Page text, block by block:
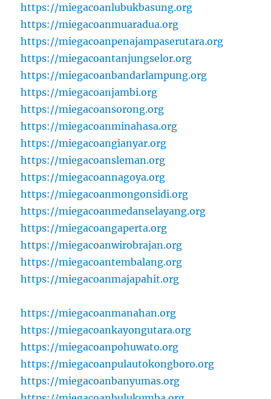
https://miegacoanlubukbasung.org
https://miegacoanmuaradua.org
https://miegacoanpenajampaserutara.org
https://miegacoantanjungselor.org
https://miegacoanbandarlampung.org
https://miegacoanjambi.org
https://miegacoansorong.org
https://miegacoanminahasa.org
https://miegacoangianyar.org
https://miegacoansleman.org
https://miegacoannagoya.org
https://miegacoanmongonsidi.org
https://miegacoanmedanselayang.org
https://miegacoangaperta.org
https://miegacoanwirobrajan.org
https://miegacoantembalang.org
https://miegacoanmajapahit.org
https://miegacoanmanahan.org
https://miegacoankayongutara.org
https://miegacoanpohuwato.org
https://miegacoanpulautokongboro.org
https://miegacoanbanyumas.org